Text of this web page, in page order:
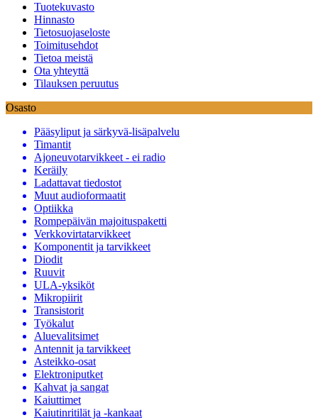
Tuotekuvasto
Hinnasto
Tietosuojaseloste
Toimitusehdot
Tietoa meistä
Ota yhteyttä
Tilauksen peruutus
Osasto
Pääsyliput ja särkyvä-lisäpalvelu
Timantit
Ajoneuvotarvikkeet - ei radio
Keräily
Ladattavat tiedostot
Muut audioformaatit
Optiikka
Rompepäivän majoituspaketti
Verkkovirtatarvikkeet
Komponentit ja tarvikkeet
Diodit
Ruuvit
ULA-yksiköt
Mikropiirit
Transistorit
Työkalut
Aluevalitsimet
Antennit ja tarvikkeet
Asteikko-osat
Elektroniputket
Kahvat ja sangat
Kaiuttimet
Kaiutinritilät ja -kankaat